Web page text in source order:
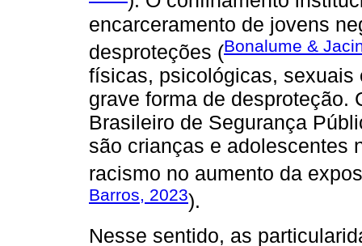
encarceramento de jovens
desproteções (Bonalume &
físicas, psicológicas, sexuais
grave forma de desproteção.
Brasileiro de Segurança
são crianças e adolescentes
racismo no aumento da
Barros, 2023).
Nesse sentido, as